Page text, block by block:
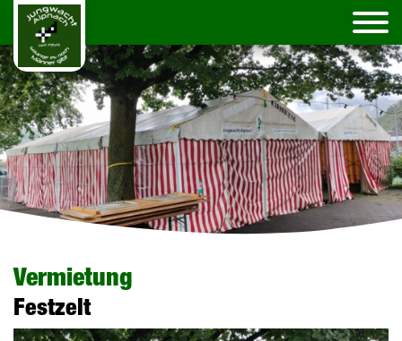
Vermietung
Festzelt